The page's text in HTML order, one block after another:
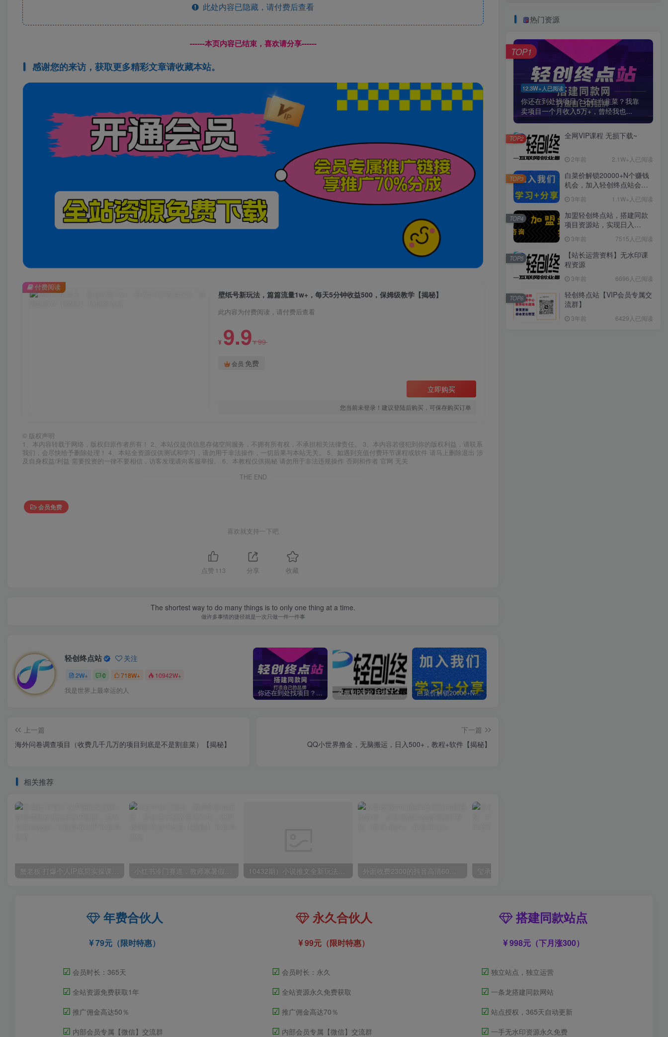
此处内容已隐藏，请付费后查看
------本页内容已结束，喜欢请分享------
感谢您的来访，获取更多精彩文章请收藏本站。
壁纸号新玩法，篇篇流量1w+，每天5分钟收益500，保姆级教学【揭秘】
此内容为付费阅读，请付费后查看
¥ 9.9¥99
会员 免费
立即购买
您当前未登录！建议登陆后购买，可保存购买订单
付费阅读
© 版权声明
1、本内容转载于网络，版权归原作者所有！ 2、本站仅提供信息存储空间服务，不拥有所有权，不承担相关法律责任。 3、本内容若侵犯到你的版权利益，请联系
我们，会尽快给予删除处理！ 4、本站全资源仅供测试和学习，请勿用于非法操作，一切后果与本站无关。 5、如遇到充值付费环节课程或软件 请马上删除退出 涉
及自身权益/利益 需要投资的一律不要相信，访客发现请向客服举报。 6、本教程仅供揭秘 请勿用于非法违规操作 否则和作者 官网 无关
THE END
会员免费
喜欢就支持一下吧
点赞 113 分享 收藏
The shortest way to do many things is to only one thing at a time.
做许多事情的捷径就是一次只做一件一件事
轻创终点站 关注
2W+ 0 718W+ 10942W+
我是世界上最幸运的人 你还在到处找项目？还在当韭菜？我靠卖项目一个月收入5万+，曾经我也是个失败者。 全网VIP课程 无损下载~ 白菜价解锁20000+N个赚钱机会，加入轻创终点站会员，全站资源免费学习。
上一篇
海外问卷调查项目（收费几千几万的项目到底是不是割韭菜）【揭秘】
下一篇
QQ小世界撸金，无脑搬运，日入500+，教程+软件【揭秘】
相关推荐
蟹老板·打爆个人IP底层实操课，教你成熟专业的打造IP技能，全方位带你做成一个能商业化IP 小红书冷门赛道，教师寒暑假项目，多种连环套的变现方式，还能矩阵操作放大收益【揭秘】 10432期）小说推文全新玩法，5分钟一条原创视频，结合中视频bilibili赚多份收益 外面收费2300的抖音高清60帧视频教程，保证你能学会如何制作视频（教程+插件）
热门资源
12.3W+人已阅读
你还在到处找项目？还在当韭菜？我靠
卖项目一个月收入5万+，曾经我也...
TOP1
全网VIP课程 无损下载~
2年前 2.1W+人已阅读
TOP2
白菜价解锁20000+N个赚钱
机会，加入轻创终点站会
3年前 1.1W+人已阅读
TOP3
加盟轻创终点站，搭建同款
项目资源站，实现日入
3年前 7515人已阅读
TOP4
【站长运营资料】无水印课
程资源
3年前 6696人已阅读
TOP5
轻创终点站【VIP会员专属交
流群】
3年前 6429人已阅读
TOP6
年费合伙人
79元（限时特惠）
☑ 会员时长：365天
☑ 全站资源免费获取1年
☑ 推广佣金高达50％
☑ 内部会员专属【微信】交流群
永久合伙人
99元（限时特惠）
☑ 会员时长：永久
☑ 全站资源永久免费获取
☑ 推广佣金高达70％
☑ 内部会员专属【微信】交流群
搭建同款站点
998元（下月涨300）
☑ 独立站点，独立运营
☑ 一条龙搭建同款网站
☑ 站点授权，365天自动更新
☑ 一手无水印资源永久免费